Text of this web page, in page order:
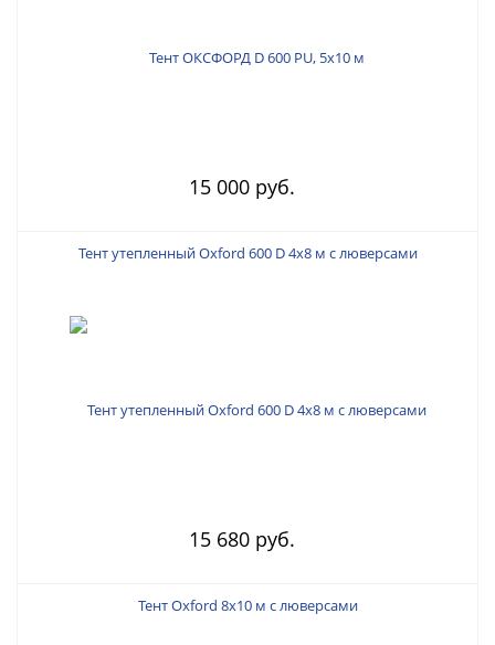
15 000 руб.
Тент утепленный Oxford 600 D 4х8 м с люверсами
15 680 руб.
Тент Oxford 8х10 м с люверсами